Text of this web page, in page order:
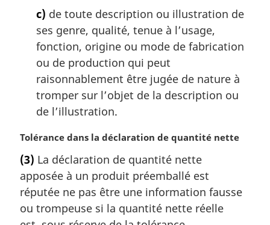
c) de toute description ou illustration de
ses genre, qualité, tenue à l’usage,
fonction, origine ou mode de fabrication
ou de production qui peut
raisonnablement être jugée de nature à
tromper sur l’objet de la description ou
de l’illustration.
N
t
e
m
r
Tolérance dans la déclaration de quantité nette
(3) La déclaration de quantité nette
apposée à un produit préemballé est
réputée ne pas être une information fausse
ou trompeuse si la quantité nette réelle